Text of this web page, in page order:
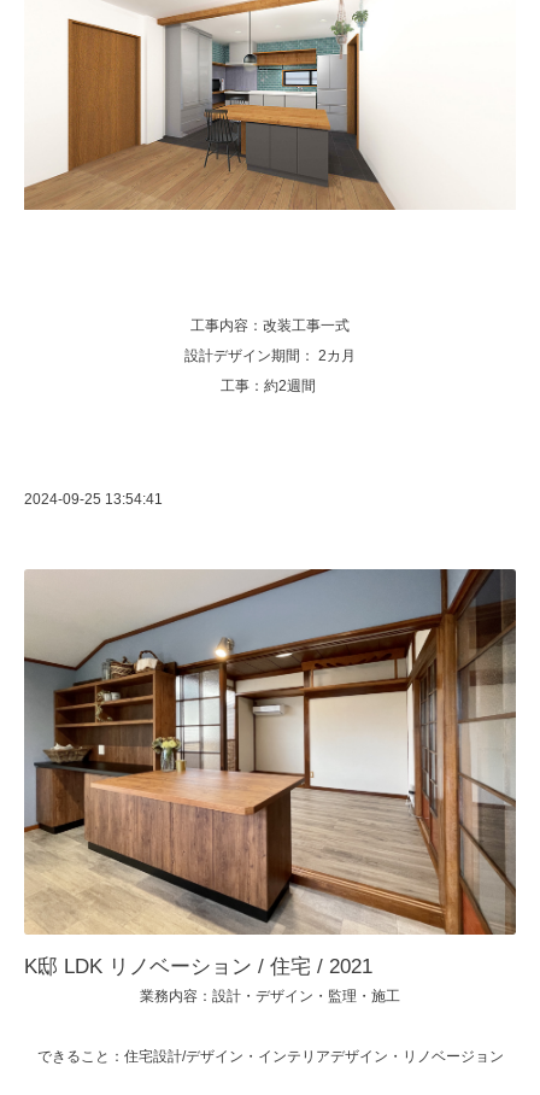
工事内容：改装工事一式
設計デザイン期間： 2カ月
工事：約2週間
2024-09-25 13:54:41
K邸 LDK リノベーション / 住宅 / 2021
業務内容：設計・デザイン・監理・施工
できること：住宅設計/デザイン・インテリアデザイン・リノベージョン